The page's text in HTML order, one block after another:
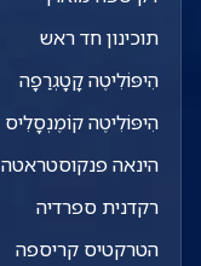
תוכינון חד ראש
הִיפּוֹלִיטֶה קָטָגְרַפָה
הִיפּוֹלִיטֶה קוֹמֶנְסָלִיס
הינאה פנקוסטראטה
רקדנית ספרדיה
הטרקטיס קריספה